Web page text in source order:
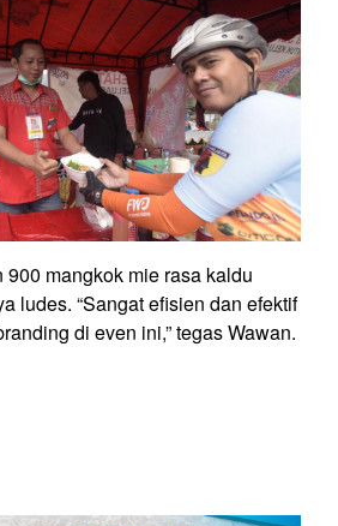
mangkok mie rasa kaldu
ludes. “Sangat efisien dan efektif
di even ini,” tegas Wawan.